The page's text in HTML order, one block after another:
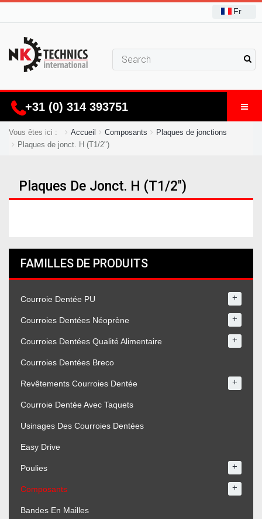
Fr
+31 (0) 314 393751
Vous êtes ici : Accueil Composants
Plaques de jonctions
Plaques de jonct. H (T1/2")
Plaques De Jonct. H (T1/2")
FAMILLES DE PRODUITS
Courroie Dentée PU +
Courroies Dentées Néoprène +
Courroies Dentées Qualité Alimentaire +
Courroies Dentées Breco
Revêtements Courroies Dentée +
Courroie Dentée Avec Taquets
Usinages Des Courroies Dentées
Easy Drive
Poulies +
Composants +
Bandes En Mailles